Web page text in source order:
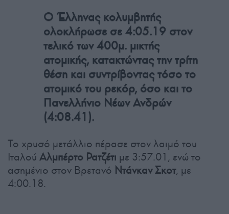
Ο Έλληνας κολυμβητής
ολοκλήρωσε σε 4:05.19 στον
τελικό των 400μ. μικτής
ατομικής, κατακτώντας την τρίτη
θέση και συντρίβοντας τόσο το
ατομικό του ρεκόρ, όσο και το
Πανελλήνιο Νέων Ανδρών
(4:08.41).
Το χρυσό μετάλλιο πέρασε στον λαιμό του
Ιταλού Αλμπέρτο Ρατζέτι με 3:57.01, ενώ το
ασημένιο στον Βρετανό Ντάνκαν Σκοτ, με
4:00.18.